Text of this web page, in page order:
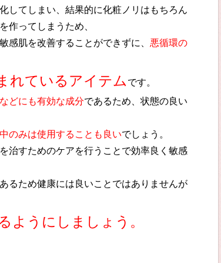
してしまい、結果的に化粧ノリはもちろん
作ってしまうため、
感肌を改善することができずに、 悪循環の
れているアイテム です。
どにも有効な成分であるため、状態の良い
のみは使用することも良いでしょう。
治すためのケアを行うことで効率良く敏感
るため健康には良いことではありませんが
ようにしましょう。